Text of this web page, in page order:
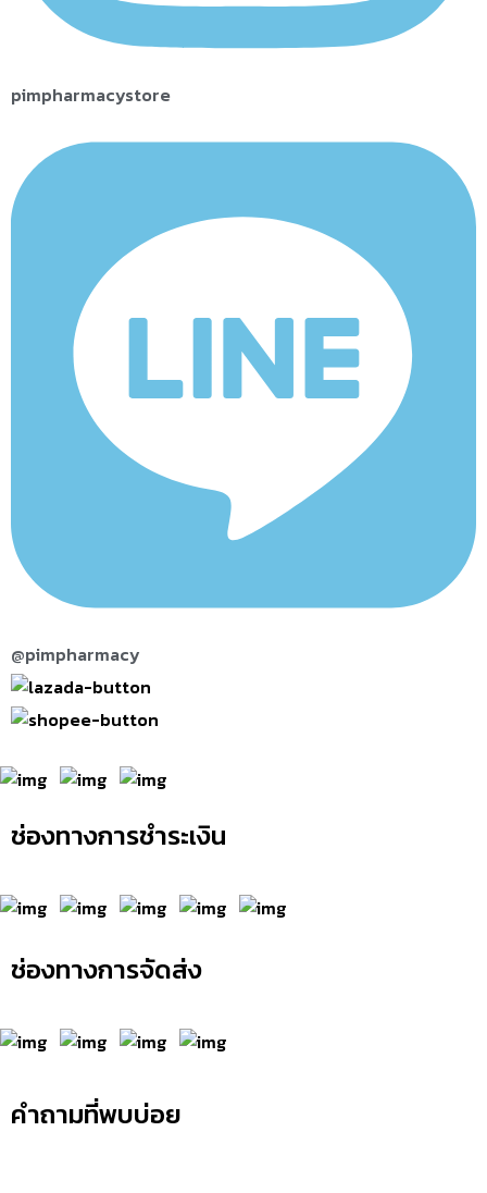
pimpharmacystore
@pimpharmacy
ช่องทางการชำระเงิน
ช่องทางการจัดส่ง
คำถามที่พบบ่อย